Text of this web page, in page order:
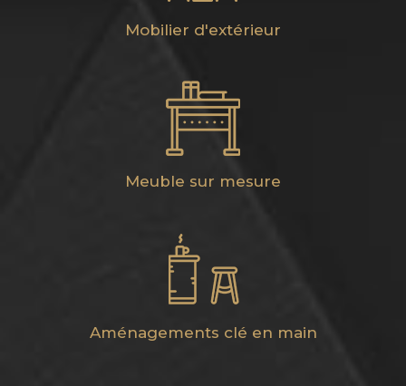
Mobilier d'extérieur
Meuble sur mesure
Aménagements clé en main